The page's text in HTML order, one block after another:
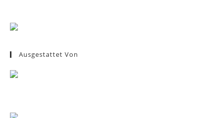
Ausgestattet Von